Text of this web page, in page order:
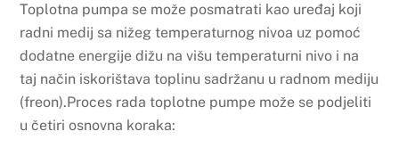
Toplotna pumpa se može posmatrati kao uređaj koji
radni medij sa nižeg temperaturnog nivoa uz pomoć
dodatne energije dižu na višu temperaturni nivo i na
taj način iskorištava toplinu sadržanu u radnom mediju
(freon).Proces rada toplotne pumpe može se podjeliti
u četiri osnovna koraka: